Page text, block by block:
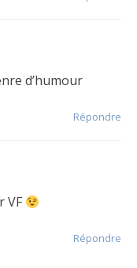
d’humour
Répondre
VF
Répondre